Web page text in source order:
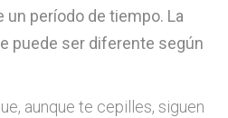
un período de tiempo. La
puede ser diferente según
aunque te cepilles, siguen